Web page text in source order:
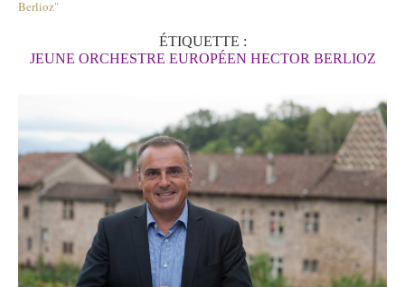
Berlioz"
ÉTIQUETTE :
JEUNE ORCHESTRE EUROPÉEN HECTOR BERLIOZ